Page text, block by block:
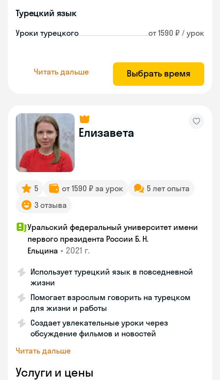
Турецкий язык
Уроки турецкого от 1590 ₽ / урок
Читать дальше Выбрать время
Елизавета
5 от 1590 ₽ за урок
5 лет опыта
3 отзыва
Уральский федеральный университет имени
первого президента России Б. Н.
Ельцина • 2021 г.
Использует турецкий язык в повседневной
жизни
Помогает взрослым говорить на турецком
для жизни и работы
Создает увлекательные уроки через
обсуждение фильмов и новостей
Читать дальше
Услуги и цены